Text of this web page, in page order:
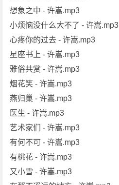
想象之中 - 许嵩.mp3
小烦恼没什么大不了 - 许嵩.mp3
心疼你的过去 - 许嵩.mp3
星座书上 - 许嵩.mp3
雅俗共赏 - 许嵩.mp3
烟花笑 - 许嵩.mp3
燕归巢 - 许嵩.mp3
医生 - 许嵩.mp3
艺术家们 - 许嵩.mp3
有何不可 - 许嵩.mp3
有桃花 - 许嵩.mp3
又小雪 - 许嵩.mp3